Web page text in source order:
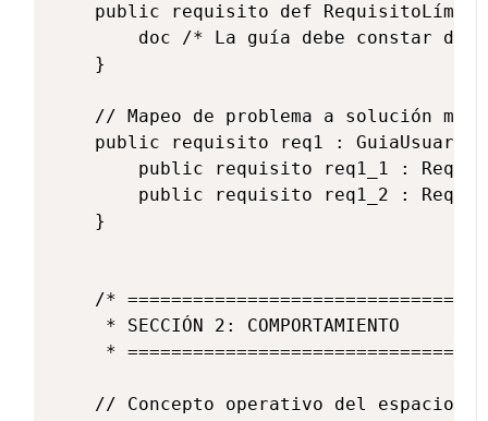
public requisito def
doc /* La guía debe constar de
    }
// Mapeo de problema a solución
public requisito req1 :
public requisito req1_1 :
public requisito req1_2 :
    }
/*
     * SECCIÓN 2: COMPORTAMIENTO
*
// Concepto operativo del espacio